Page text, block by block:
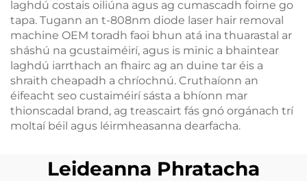
laghdú costais oiliúna agus ag cumascadh foirne go
tapa. Tugann an t-808nm diode laser hair removal
machine OEM toradh faoi bhun atá ina thuarastal ar
sháshú na gcustaiméirí, agus is minic a bhaintear
laghdú iarrthach an fhairc ag an duine tar éis a
shraith cheapadh a chríochnú. Cruthaíonn an
éifeacht seo custaiméirí sásta a bhíonn mar
thionscadal brand, ag treascairt fás gnó orgánach trí
moltaí béil agus léirmheasanna dearfacha.
Leideanna Phratacha